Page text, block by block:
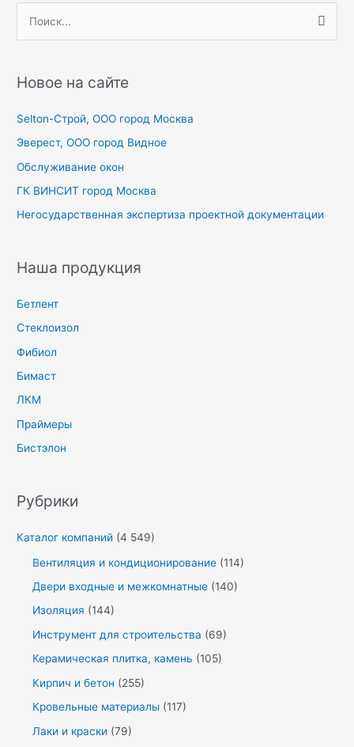
с
:
Новое на сайте
Selton-Строй, OOO город Москва
Эверест, ООО город Видное
Обслуживание окон
ГК ВИНСИТ город Москва
Негосударственная экспертиза проектной документации
Наша продукция
Бетлент
Стеклоизол
Фибиол
Бимаст
ЛКМ
Праймеры
Бистэлон
Рубрики
Каталог компаний (4 549)
Вентиляция и кондиционирование (114)
Двери входные и межкомнатные (140)
Изоляция (144)
Инструмент для строительства (69)
Керамическая плитка, камень (105)
Кирпич и бетон (255)
Кровельные материалы (117)
Лаки и краски (79)